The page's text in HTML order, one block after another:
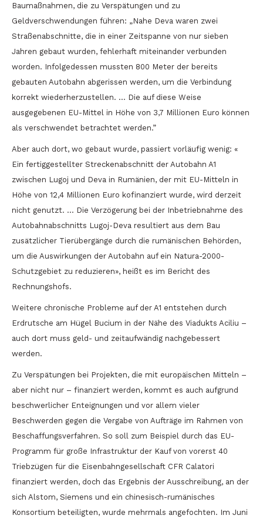
Baumaßnahmen, die zu Verspätungen und zu
Geldverschwendungen führen: „Nahe Deva waren zwei
Straßenabschnitte, die in einer Zeitspanne von nur sieben
Jahren gebaut wurden, fehlerhaft miteinander verbunden
worden. Infolgedessen mussten 800 Meter der bereits
gebauten Autobahn abgerissen werden, um die Verbindung
korrekt wiederherzustellen. … Die auf diese Weise
ausgegebenen EU-Mittel in Höhe von 3,7 Millionen Euro können
als verschwendet betrachtet werden.”
Aber auch dort, wo gebaut wurde, passiert vorläufig wenig: «
Ein fertiggestellter Streckenabschnitt der Autobahn A1
zwischen Lugoj und Deva in Rumänien, der mit EU-Mitteln in
Höhe von 12,4 Millionen Euro kofinanziert wurde, wird derzeit
nicht genutzt. … Die Verzögerung bei der Inbetriebnahme des
Autobahnabschnitts Lugoj-Deva resultiert aus dem Bau
zusätzlicher Tierübergänge durch die rumänischen Behörden,
um die Auswirkungen der Autobahn auf ein Natura-2000-
Schutzgebiet zu reduzieren», heißt es im Bericht des
Rechnungshofs.
Weitere chronische Probleme auf der A1 entstehen durch
Erdrutsche am Hügel Bucium in der Nähe des Viadukts Aciliu –
auch dort muss geld- und zeitaufwändig nachgebessert
werden.
Zu Verspätungen bei Projekten, die mit europäischen Mitteln –
aber nicht nur – finanziert werden, kommt es auch aufgrund
beschwerlicher Enteignungen und vor allem vieler
Beschwerden gegen die Vergabe von Aufträge im Rahmen von
Beschaffungsverfahren. So soll zum Beispiel durch das EU-
Programm für große Infrastruktur der Kauf von vorerst 40
Triebzügen für die Eisenbahngesellschaft CFR Calatori
finanziert werden, doch das Ergebnis der Ausschreibung, an der
sich Alstom, Siemens und ein chinesisch-rumänisches
Konsortium beteiligten, wurde mehrmals angefochten. Im Juni